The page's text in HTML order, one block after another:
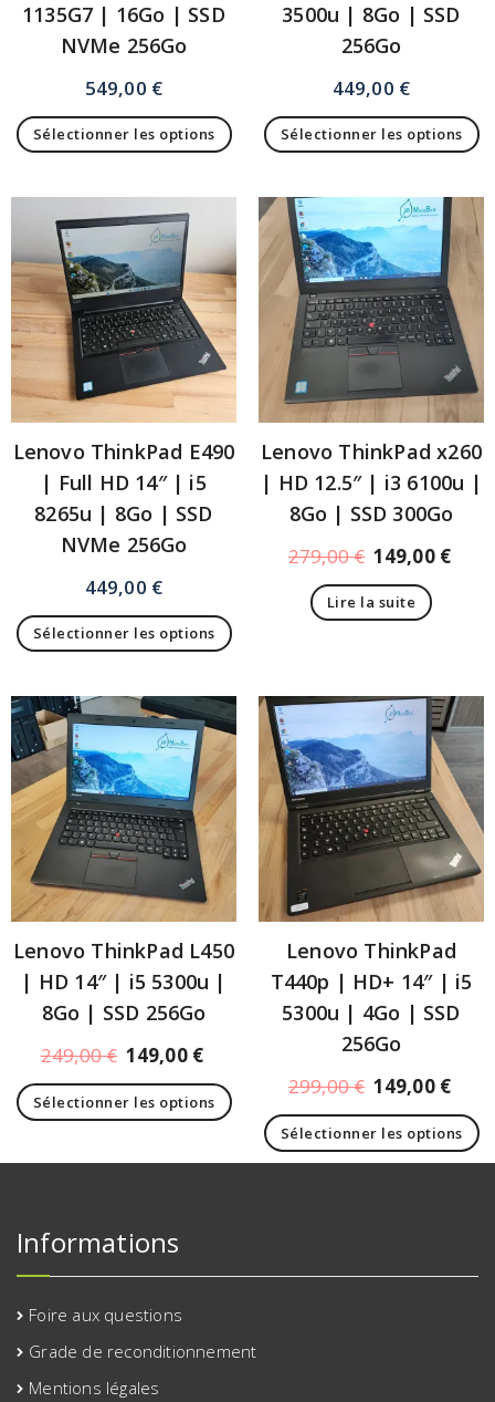
1135G7 | 16Go | SSD
NVMe 256Go
549,00 €
Sélectionner les options
3500u | 8Go | SSD
256Go
449,00 €
Sélectionner les options
Lenovo ThinkPad E490
| Full HD 14″ | i5
8265u | 8Go | SSD
NVMe 256Go
449,00 €
Sélectionner les options
Lenovo ThinkPad x260
| HD 12.5″ | i3 6100u |
8Go | SSD 300Go
279,00€ 149,00 €
Lire la suite
Lenovo ThinkPad L450
| HD 14″ | i5 5300u |
8Go | SSD 256Go
249,00€ 149,00 €
Sélectionner les options
Lenovo ThinkPad
T440p | HD+ 14″ | i5
5300u | 4Go | SSD
256Go
299,00€ 149,00 €
Sélectionner les options
Informations
Foire aux questions
Grade de reconditionnement
Mentions légales